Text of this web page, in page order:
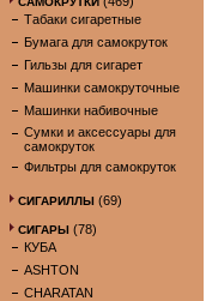
Табаки сигаретные
Бумага для самокруток
Гильзы для сигарет
Машинки самокруточные
Машинки набивочные
Сумки и аксессуары для
самокруток
Фильтры для самокруток
СИГАРИЛЛЫ (69)
СИГАРЫ (78)
КУБА
ASHTON
CHARATAN